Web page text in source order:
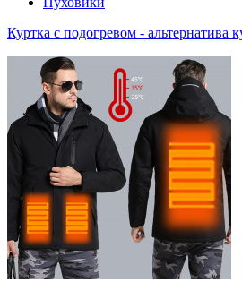
Куртка с подогревом - альтернатива